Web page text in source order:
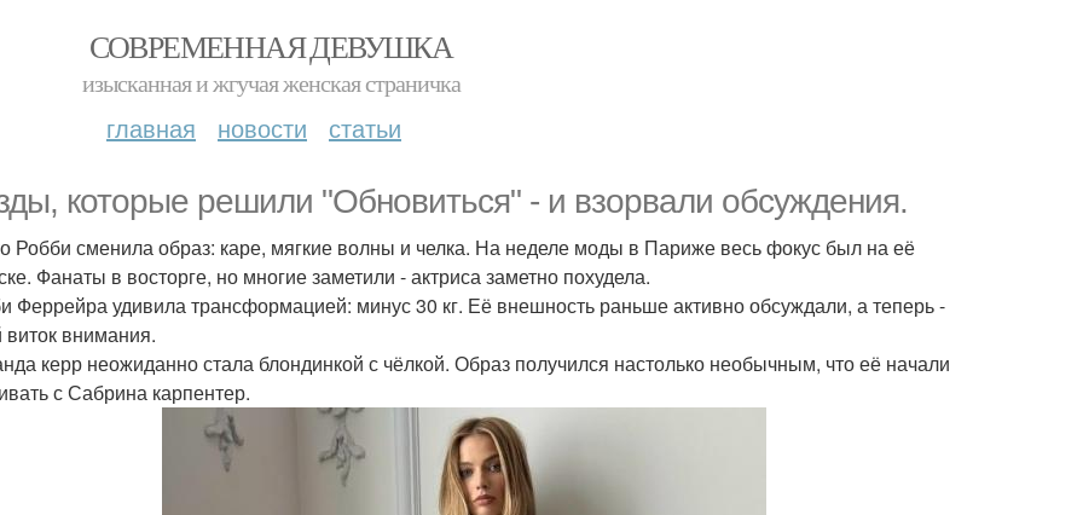
СОВРЕМЕННАЯ ДЕВУШКА
изысканная и жгучая женская страничка
главная новости статьи
которые решили "Обновиться" - и взорвали обсуждения.
Робби сменила образ: каре, мягкие волны и челка. На неделе моды в Париже весь фокус был на её
Фанаты в восторге, но многие заметили - актриса заметно похудела.
Феррейра удивила трансформацией: минус 30 кг. Её внешность раньше активно обсуждали, а теперь -
внимания.
керр неожиданно стала блондинкой с чёлкой. Образ получился настолько необычным, что её начали
с Сабрина карпентер.